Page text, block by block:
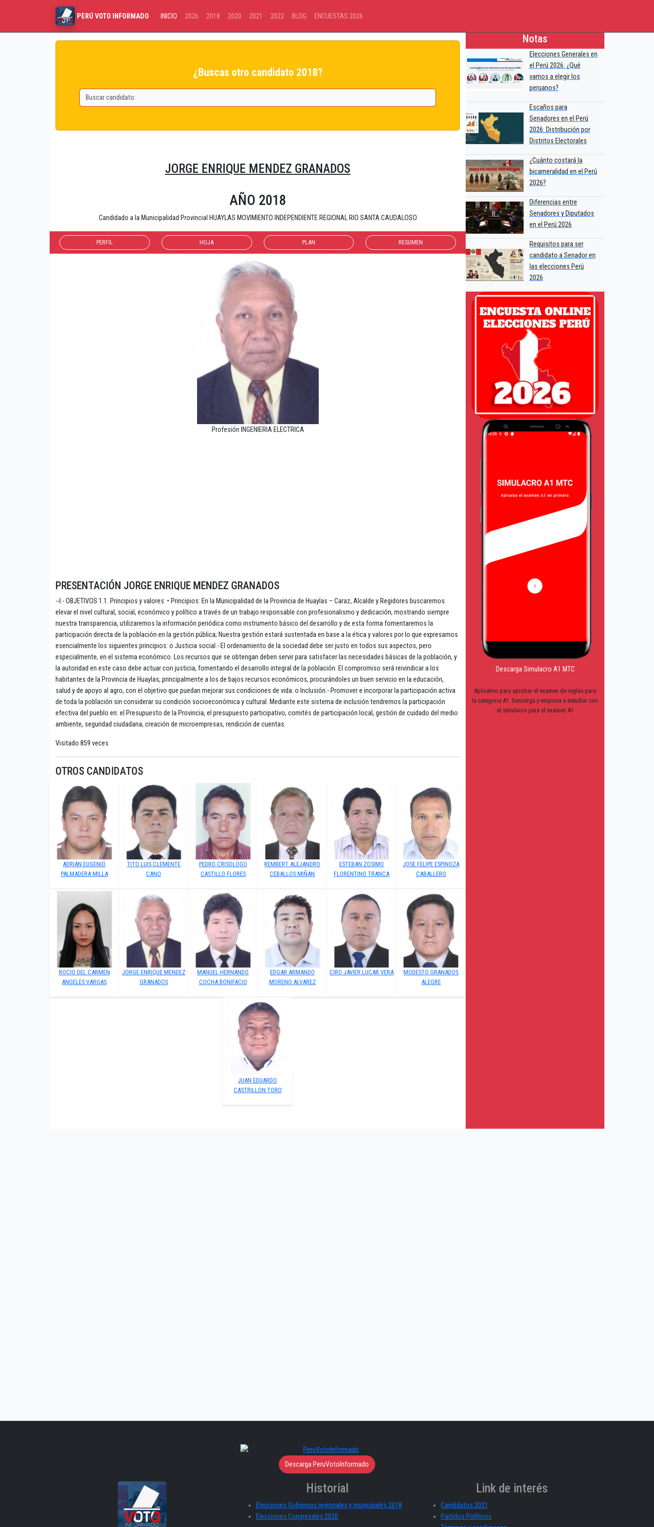
PERÚ VOTO INFORMADO INICIO 2026 2018 2020 2021 2022 BLOG ENCUESTAS 2026
¿Buscas otro candidato 2018?
JORGE ENRIQUE MENDEZ GRANADOS
AÑO 2018
Candidado a la Municipalidad Provincial HUAYLAS MOVIMIENTO INDEPENDIENTE REGIONAL RIO SANTA CAUDALOSO
PERFIL HOJA PLAN RESUMEN
Profesión INGENIERIA ELECTRICA
PRESENTACIÓN JORGE ENRIQUE MENDEZ GRANADOS
--I.- OBJETIVOS 1.1. Principios y valores: • Principios: En la Municipalidad de la Provincia de Huaylas – Caraz, Alcalde y Regidores buscaremos
elevar el nivel cultural, social, económico y político a través de un trabajo responsable con profesionalismo y dedicación, mostrando siempre
nuestra transparencia, utilizaremos la información periódica como instrumento básico del desarrollo y de esta forma fomentaremos la
participación directa de la población en la gestión pública; Nuestra gestión estará sustentada en base a la ética y valores por lo que expresamos
esencialmente los siguientes principios: o Justicia social.- El ordenamiento de la sociedad debe ser justo en todos sus aspectos, pero
especialmente, en el sistema económico. Los recursos que se obtengan deben servir para satisfacer las necesidades básicas de la población, y
la autoridad en este caso debe actuar con justicia, fomentando el desarrollo integral de la población. El compromiso será reivindicar a los
habitantes de la Provincia de Huaylas, principalmente a los de bajos recursos económicos, procurándoles un buen servicio en la educación,
salud y de apoyo al agro, con el objetivo que puedan mejorar sus condiciones de vida. o Inclusión.- Promover e incorporar la participación activa
de toda la población sin considerar su condición socioeconómica y cultural. Mediante este sistema de inclusión tendremos la participación
efectiva del pueblo en: el Presupuesto de la Provincia, el presupuesto participativo, comités de participación local, gestión de cuidado del medio
ambiente, seguridad ciudadana, creación de microempresas, rendición de cuentas.
Visitado 859 veces
OTROS CANDIDATOS
ADRIAN EUGENIO
PALMADERA MILLA
TITO LUIS CLEMENTE
CANO
PEDRO CRISOLOGO
CASTILLO FLORES
REMBERT ALEJANDRO
CEBALLOS MIÑAN
ESTEBAN ZOSIMO
FLORENTINO TRANCA
JOSE FELIPE ESPINOZA
CABALLERO
ROCIO DEL CARMEN
ANGELES VARGAS
JORGE ENRIQUE MENDEZ
GRANADOS
MANUEL HERNANDO
COCHA BONIFACIO
EDGAR ARMANDO
MORENO ALVAREZ
CIRO JAVIER LUCAR VERA
MODESTO GRANADOS
ALEGRE
JUAN EDUARDO
CASTRILLON TORO
Notas
Elecciones Generales en
el Perú 2026: ¿Qué
vamos a elegir los
peruanos?
Escaños para
Senadores en el Perú
2026: Distribución por
Distritos Electorales
¿Cuánto costará la
bicameralidad en el Perú
2026?
Diferencias entre
Senadores y Diputados
en el Perú 2026
Requisitos para ser
candidato a Senador en
las elecciones Perú
2026
Descarga Simulacro A1 MTC
Aplicativo para aprobar el examen de reglas para
la categoria A1. Descarga y empieza a estudiar con
el simulacro para el examen A1
Descarga PeruVotoInformado
Historial
Elecciones Gobiernos regionales y municipales 2018
Elecciones Congresales 2020
Link de interés
Candidatos 2021
Partidos Políticos